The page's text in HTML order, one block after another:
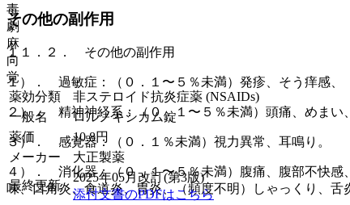
その他の副作用
１１．２． その他の副作用
１）． 過敏症：（０．１〜５％未満）発疹、そう痒感、
２）． 精神神経系：（０．１〜５％未満）頭痛、めまい
３）． 感覚器：（０．１％未満）視力異常、耳鳴り。
４）． 消化器：（０．１〜５％未満）腹痛、腹部不快感
味、口角炎、食道炎、胃炎、（頻度不明）しゃっくり、舌
毒
劇
麻
向
覚
薬効分類
非ステロイド抗炎症薬 (NSAIDs)
一般名
ロルノキシカム錠
薬価
10.8円
メーカー
大正製薬
最終更新
2025年05月改訂(第3版)
添付文書のPDFはこちら